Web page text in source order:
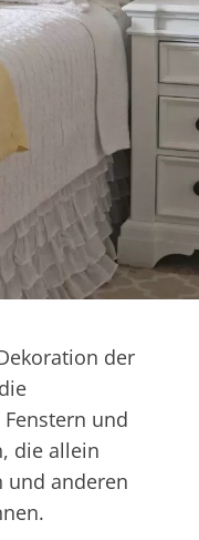
der
und
die allein
und anderen